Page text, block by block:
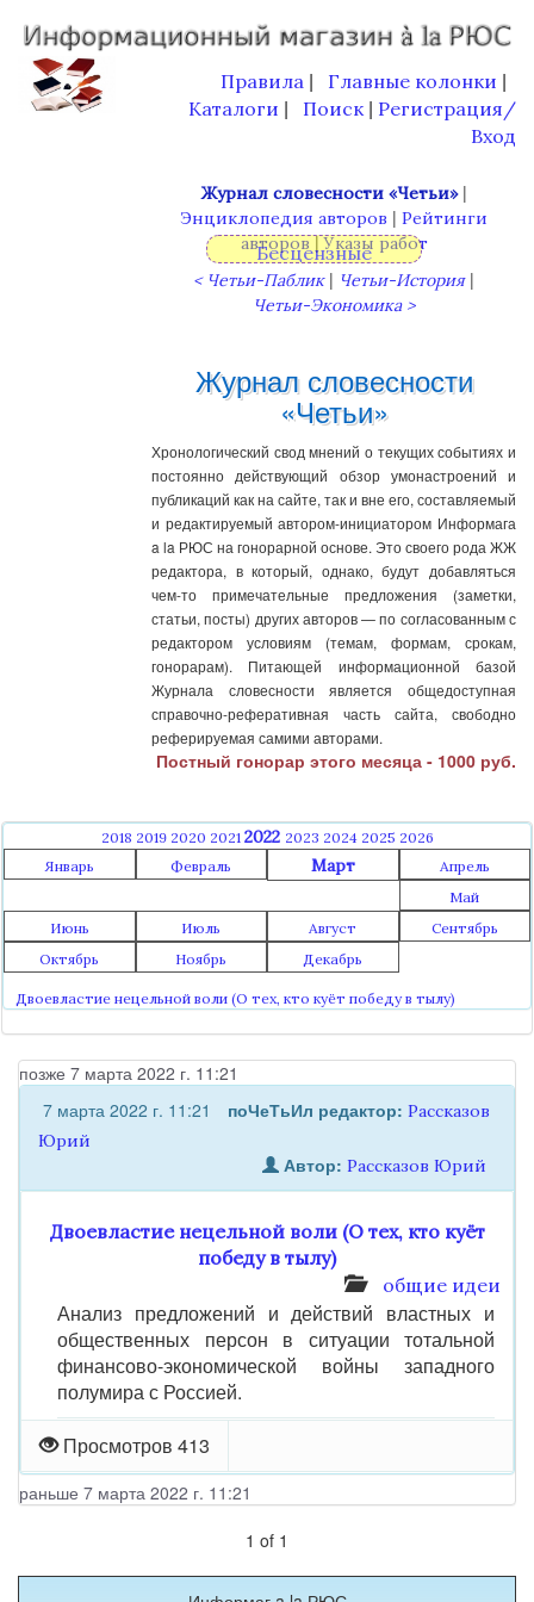
Правила Главные колонки
Каталоги Поиск
Регистрация/
Вход
Журнал словесности «Четьи»|
Энциклопедия авторов | Рейтинги
авторов|Указы работ
< Четьи-Паблик| Четьи-История|
Четьи-Экономика >
Журнал словесности
«Четьи»
Хронологический свод мнений о текущих событиях и
постоянно действующий обзор умонастроений и
публикаций как на сайте, так и вне его, составляемый
и редактируемый автором-инициатором Информага
a la РЮС на гонорарной основе. Это своего рода ЖЖ
редактора, в который, однако, будут добавляться
чем-то примечательные предложения (заметки,
статьи, посты) других авторов — по согласованным с
редактором условиям (темам, формам, срокам,
гонорарам). Питающей информационной базой
Журнала словесности является общедоступная
справочно-реферативная часть сайта, свободно
реферируемая самими авторами.
Постный гонорар этого месяца - 1000 руб.
Бесцензные
редакторы,
2018 2019 2020 2021 2022 2023 2024 2025 2026
Январь
Февраль Март
Апрель
Май
Июнь
Июль Август
Сентябрь
Октябрь
Ноябрь Декабрь
Двоевластие нецельной воли (О тех, кто куёт победу в тылу)
позже 7 марта 2022 г. 11:21
7 марта 2022 г. 11:21
поЧеТьИл редактор: Рассказов
Юрий
Автор: Рассказов Юрий
Двоевластие нецельной воли (О тех, кто куёт
победу в тылу)
общие идеи
Анализ предложений и действий властных и
общественных персон в ситуации тотальной
финансово-экономической войны западного
полумира с Россией.
Просмотров 413
раньше 7 марта 2022 г. 11:21
1 of 1